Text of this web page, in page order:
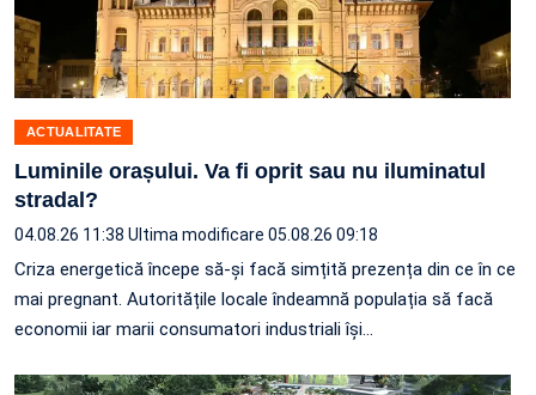
ACTUALITATE
Luminile orașului. Va fi oprit sau nu iluminatul
stradal?
04.08.26 11:38 Ultima modificare 05.08.26 09:18
Criza energetică începe să-și facă simțită prezența din ce în ce
mai pregnant. Autoritățile locale îndeamnă populația să facă
economii iar marii consumatori industriali își…